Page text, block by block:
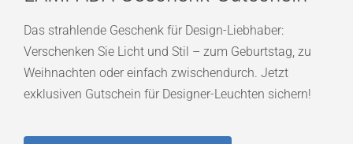
Das strahlende Geschenk für Design-Liebhaber:
Verschenken Sie Licht und Stil – zum Geburtstag, zu
Weihnachten oder einfach zwischendurch. Jetzt
exklusiven Gutschein für Designer-Leuchten sichern!